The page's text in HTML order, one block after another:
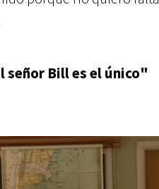
señor Bill es el único"